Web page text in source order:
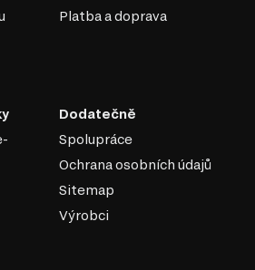
Platba a doprava
Dodatečně
Spolupráce
Ochrana osobních údajů
Sitemap
Výrobci